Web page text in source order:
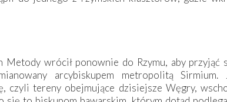
wrócił ponownie do Rzymu, aby przyjąć
arcybiskupem metropolitą Sirmium.
czyli tereny obejmujące dzisiejsze Węgry,